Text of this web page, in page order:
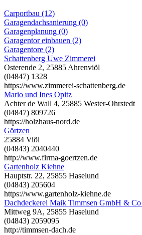
Carportbau (12)
Garagendachsanierung (0)
Garagenplanung (0)
Garagentor einbauen (2)
Garagentore (2)
Schattenberg Uwe Zimmerei
Osterende 2, 25885 Ahrenviöl
(04847) 1328
https://www.zimmerei-schattenberg.de
Mario und Ines Opitz
Achter de Wall 4, 25885 Wester-Ohrstedt
(04847) 809726
https://holzhaus-nord.de
Görtzen
25884 Viöl
(04843) 2040440
http://www.firma-goertzen.de
Gartenholz Kiehne
Hauptstr. 22, 25855 Haselund
(04843) 205604
https://www.gartenholz-kiehne.de
Dachdeckerei Maik Timmsen GmbH &
Mittweg 9A, 25855 Haselund
(04843) 2059095
http://timmsen-dach.de